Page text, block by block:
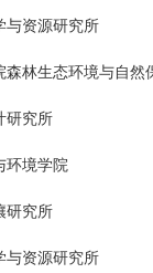
与资源研究所
森林生态环境与自然
研究所
环境学院
研究所
与资源研究所